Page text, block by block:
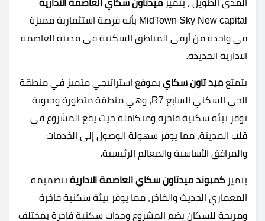
المدى الطويل ، يتميز ميدتاون سكاي العاصمة الادارية
MidTown Sky New capital بأنه فرصة استثمارية مميزة
في واحدة من أرقى المناطق السكنية في مدينة العاصمة
الادارية الجديدة.
يتمتع ميد تاون سكاي بموقع استراتيجي متميز في منطقة
الحي السكني السابع R7، وهي منطقة متطورة وحيوية
توفر بيئة سكنية فاخرة ومتكاملة حيث يقع المشروع في
قلب المدينة، مما يوفر سهولة الوصول إلى الخدمات
والمرافق الأساسية والمعالم الرئيسية.
يتميز كمبوند ميدتاون سكاي العاصمة الادارية بتصميمه
المعماري الحديث والفاخر، مما يوفر بيئة سكنية فاخرة
ومريحة للسكان يضم المشروع وحدات سكنية فاخرة بمختلف